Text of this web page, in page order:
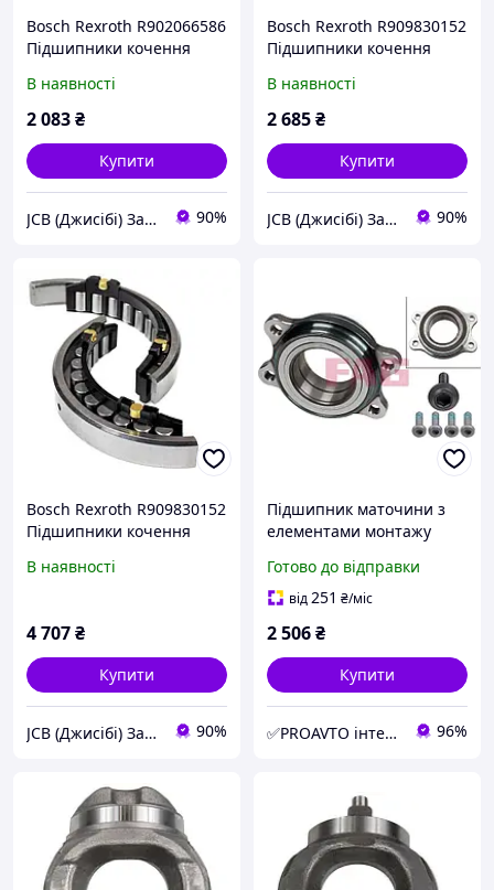
Bosch Rexroth R902066586
Підшипники кочення
SKS
В наявності
2 083₴
Купити
JCB (Джисібі) Запчастини - Сервіс - Ремонт спецтехніки 90%
Bosch Rexroth R909830152
Підшипники кочення
SKS
В наявності
2 685₴
Купити
JCB (Джисібі) Запчастини - Сервіс - Ремонт спецтехніки 90%
Bosch Rexroth R909830152
Підшипники кочення
A4VG71 SKS
В наявності
4 707₴
Купити
JCB (Джисібі) Запчастини - Сервіс - Ремонт спецтехніки 90%
Підшипник маточини з
елементами монтажу
QUATTRO (2008.11
2017.12); FRONT (L/R) FG
Готово до відправки
від251 ₴/міс
2 506₴
Купити
✅PROAVTO інтернет-магазин автозапчастин 96%